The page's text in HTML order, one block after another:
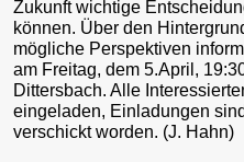
Zukunft wichtige
können. Über den
mögliche Perspektiven
am Freitag, dem 5.April,
Dittersbach. Alle
eingeladen, Einladungen
verschickt worden. (J. Hahn)